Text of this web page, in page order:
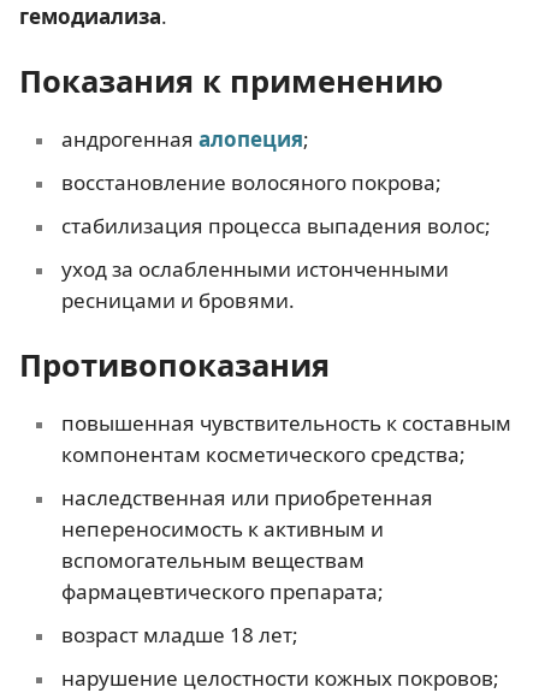
гемодиализа.
Показания к применению
андрогенная алопеция;
восстановление волосяного покрова;
стабилизация процесса выпадения волос;
уход за ослабленными истонченными
ресницами и бровями.
Противопоказания
повышенная чувствительность к составным
компонентам косметического средства;
наследственная или приобретенная
непереносимость к активным и
вспомогательным веществам
фармацевтического препарата;
возраст младше 18 лет;
нарушение целостности кожных покровов;